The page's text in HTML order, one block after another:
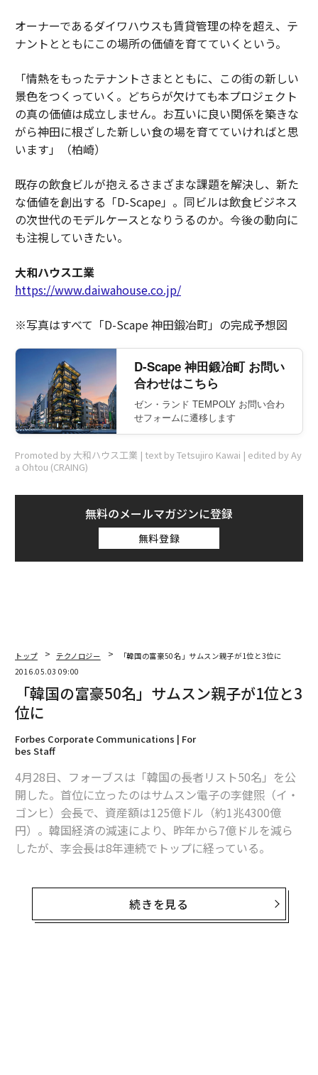
オーナーであるダイワハウスも賃貸管理の枠を超え、テ
ナントとともにこの場所の価値を育てていくという。
「情熱をもったテナントさまとともに、この街の新しい
景色をつくっていく。どちらが欠けても本プロジェクト
の真の価値は成立しません。お互いに良い関係を築きな
がら神田に根ざした新しい食の場を育てていければと思
います」（柏崎）
既存の飲食ビルが抱えるさまざまな課題を解決し、新た
な価値を創出する「D-Scape」。同ビルは飲食ビジネス
の次世代のモデルケースとなりうるのか。今後の動向に
も注視していきたい。
大和ハウス工業
https://www.daiwahouse.co.jp/
※写真はすべて「D-Scape 神田鍛冶町」の完成予想図
D-Scape 神田鍛冶町 お問い
合わせはこちら
ゼン・ランド TEMPOLY お問い合わ
せフォームに遷移します
Promoted by 大和ハウス工業 | text by Tetsujiro Kawai | edited by Ay
a Ohtou (CRAING)
無料のメールマガジンに登録
無料登録
トップ テクノロジー
「韓国の富豪50名」サムスン親子が1位と3位に
2016.05.03 09:00
「韓国の富豪50名」サムスン親子が1位と3
位に
Forbes Corporate Communications | For
bes Staff
4月28日、フォーブスは「韓国の長者リスト50名」を公
開した。首位に立ったのはサムスン電子の李健煕（イ・
ゴンヒ）会長で、資産額は125億ドル（約1兆4300億
円）。韓国経済の減速により、昨年から7億ドルを減ら
したが、李会長は8年連続でトップに経っている。
彼の息子、李在鎔（イ・ジェヨン）も資産額62億ドルで
3位に入っている。
続きを見る